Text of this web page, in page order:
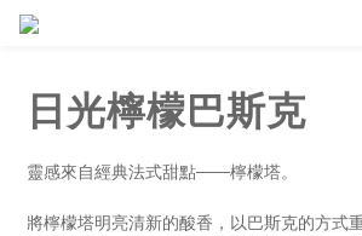
日光檸檬巴斯克
靈感來自經典法式甜點——檸檬塔。
將檸檬塔明亮清新的酸香，以巴斯克的方式重